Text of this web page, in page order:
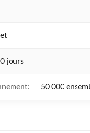
jours
50 000